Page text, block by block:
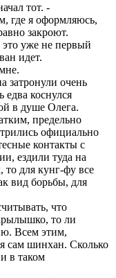
тот. -
где я оформляюсь,
закроют.
это уже не первый
идет.
затронули очень
коснулся
в душе Олега.
предельно
официально
контакты с
ездили туда на
то для кунг-фу все
вид борьбы, для
что
то ли
Всем этим,
сам шинхан. Сколько
в таком